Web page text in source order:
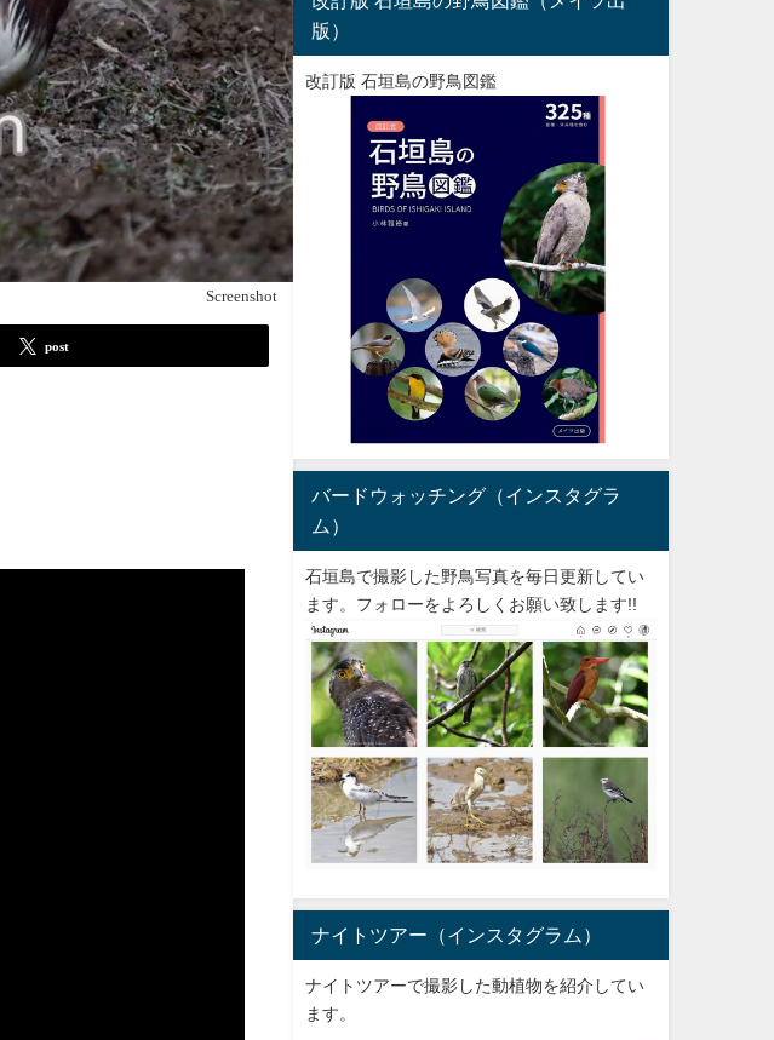
Screenshot
post
版）
改訂版 石垣島の野鳥図鑑
バードウォッチング（インスタグラ
ム）
石垣島で撮影した野鳥写真を毎日更新してい
ます。フォローをよろしくお願い致します!!
ナイトツアー（インスタグラム）
ナイトツアーで撮影した動植物を紹介してい
ます。